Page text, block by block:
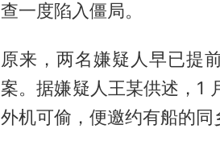
查一度陷入僵局。
原来，两名嫌疑人早已提
案。据嫌疑人王某供述，1
外机可偷，便邀约有船的同